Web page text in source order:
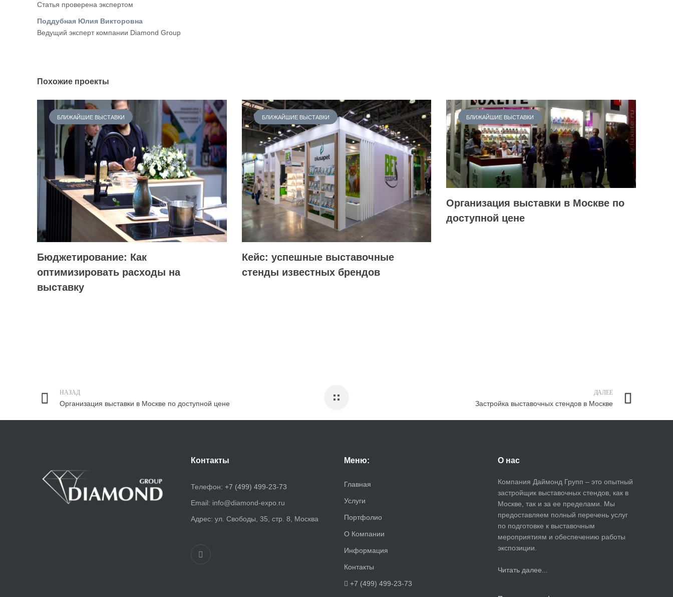
Статья проверена экспертом
Поддубная Юлия Викторовна
Ведущий эксперт компании Diamond Group
Похожие проекты
БЛИЖАЙШИЕ ВЫСТАВКИ
Бюджетирование: Как
оптимизировать расходы на
выставку
БЛИЖАЙШИЕ ВЫСТАВКИ
Кейс: успешные выставочные
стенды известных брендов
БЛИЖАЙШИЕ ВЫСТАВКИ
Организация выставки в Москве по
доступной цене
НАЗАД
Организация выставки в Москве по доступной цене
ДАЛЕЕ
Застройка выставочных стендов в Москве
Контакты
Телефон: +7 (499) 499-23-73
Email: info@diamond-expo.ru
Адрес: ул. Свободы, 35, стр. 8, Москва
Меню:
Главная
Услуги
Портфолио
О Компании
Информация
Контакты
+7 (499) 499-23-73
О нас
Компания Даймонд Групп – это опытный
застройщик выставочных стендов, как в
Москве, так и за ее пределами. Мы
предоставляем полный перечень услуг
по подготовке к выставочным
мероприятиям и обеспечению работы
экспозиции.
Читать далее...